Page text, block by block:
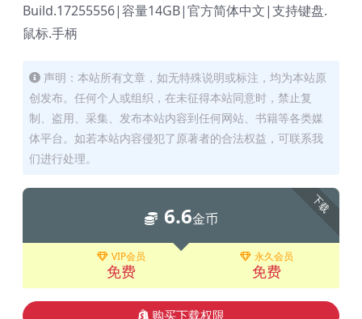
Build.17255556|容量14GB|官方简体中文|支持键盘.
鼠标.手柄
声明：本站所有文章，如无特殊说明或标注，均为本站原
创发布。任何个人或组织，在未征得本站同意时，禁止复
制、盗用、采集、发布本站内容到任何网站、书籍等各类媒
体平台。如若本站内容侵犯了原著者的合法权益，可联系我
们进行处理。
下载
6.6金币
VIP会员
免费
永久会员
免费
购买下载权限